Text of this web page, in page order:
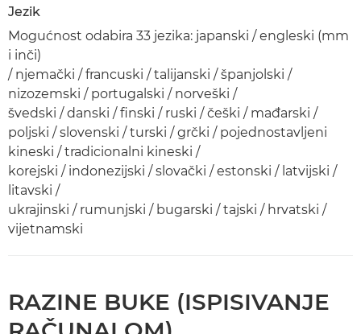
Jezik
Mogućnost odabira 33 jezika: japanski / engleski (mm
i inči)
/ njemački / francuski / talijanski / španjolski /
nizozemski / portugalski / norveški /
švedski / danski / finski / ruski / češki / mađarski /
poljski / slovenski / turski / grčki / pojednostavljeni
kineski / tradicionalni kineski /
korejski / indonezijski / slovački / estonski / latvijski /
litavski /
ukrajinski / rumunjski / bugarski / tajski / hrvatski /
vijetnamski
RAZINE BUKE (ISPISIVANJE